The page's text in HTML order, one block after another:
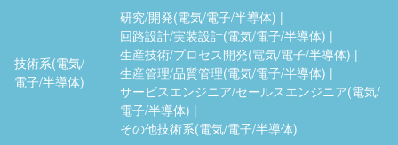
技術系(電気/
電子/半導体)
研究/開発(電気/電子/半導体)
回路設計/実装設計(電気/電子/半導体)
生産技術/プロセス開発(電気/電子/半導体)
生産管理/品質管理(電気/電子/半導体)
サービスエンジニア/セールスエンジニア(電気/
電子/半導体)
その他技術系(電気/電子/半導体)